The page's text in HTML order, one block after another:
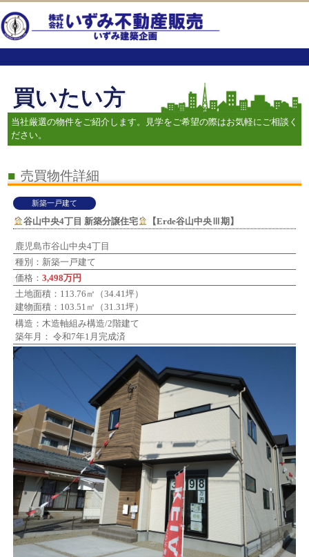
買いたい方
当社厳選の物件をご紹介します。見学をご希望の際はお気軽にご相談く
ださい。
■ 売買物件詳細
新築一戸建て
谷山中央4丁目 新築分譲住宅 【Erde谷山中央Ⅲ期】
鹿児島市谷山中央4丁目
種別：新築一戸建て
価格：3,498万円
土地面積：113.76㎡（34.41坪）
建物面積：103.51㎡（31.31坪）
構造：木造軸組み構造/2階建て
築年月： 令和7年1月完成済